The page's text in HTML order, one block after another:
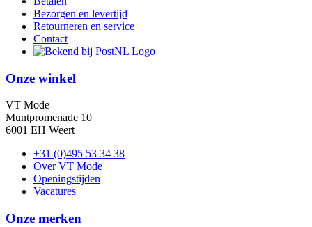
Bezorgen en levertijd
Retourneren en service
Contact
Onze winkel
VT Mode
Muntpromenade 10
6001 EH Weert
+31 (0)495 53 34 38
Over VT Mode
Openingstijden
Vacatures
Onze merken